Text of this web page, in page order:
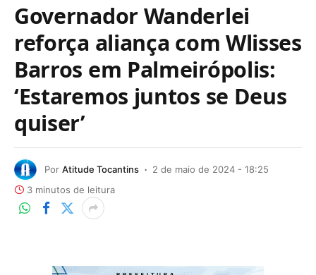
Governador Wanderlei
reforça aliança com Wlisses
Barros em Palmeirópolis:
‘Estaremos juntos se Deus
quiser’
Por Atitude Tocantins
2 de maio de 2024 - 18:25
3 minutos de leitura